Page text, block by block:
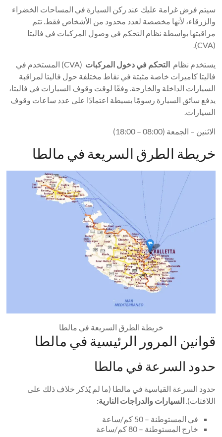
سيتم فرض غرامة عليك عند ركن السيارة في المساحات الخضراء
والزرقاء، لأنها مخصصة لعدد محدود من الأشخاص فقط. تتم
مراقبتها بواسطة نظام التحكم في وصول المركبات في فاليتا
(CVA).
يستخدم نظامالتحكم في دخول المركبات
(CVA) المستخدم في
فاليتا كاميرات خاصة مثبتة في نقاط مختلفة حول فاليتا لمراقبة
السيارات الداخلة والخارجة. وفقًا لوقت وقوف السيارات في فاليتا،
يدفع سائق السيارة رسومًا بسيطة اعتمادًا على عدد ساعات وقوف
السيارات.
الاثنين – الجمعة (08:00 – 18:00)
خريطة الطرق السريعة في مالطا
خريطة الطرق السريعة في مالطا
قوانين المرور الرئيسية في مالطا
حدود السرعة في مالطا
حدود السرعة القياسية في مالطا (ما لم يُذكر خلاف ذلك على
اللافتات).السيارات والدراجات النارية:
في المستوطنة – 50 كم/ساعة
خارج المستوطنة – 80 كم/ساعة